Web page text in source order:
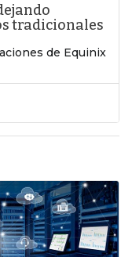
tradicionales
de Equinix